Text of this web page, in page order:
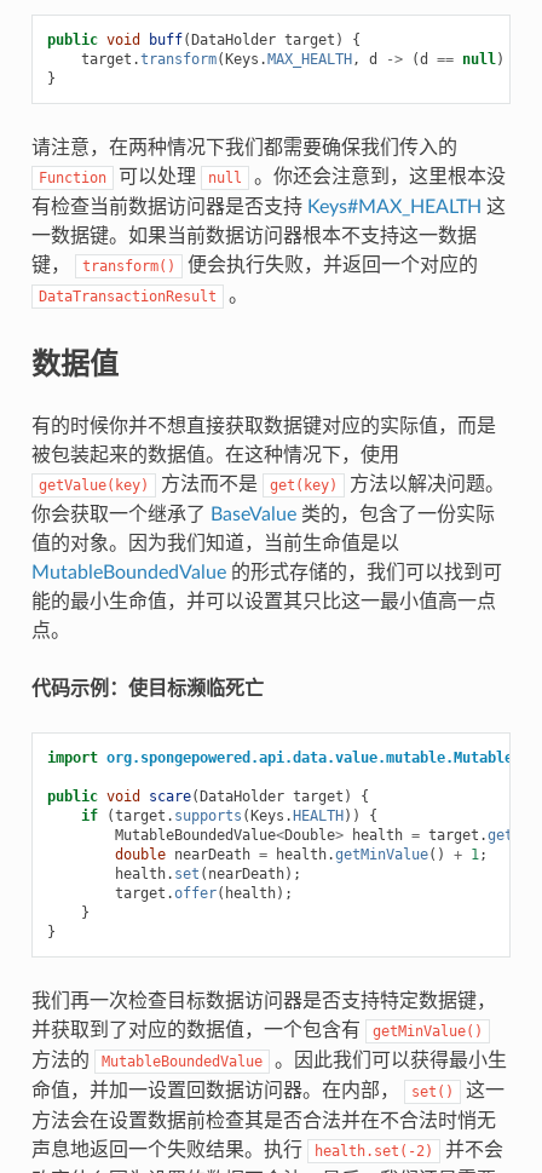
public void buff( DataHolder target )
{
target .transform( Keys . MAX_HEALTH , d -> (d == null)
}
请注意，在两种情况下我们都需要确保我们传入的
Function 可以处理 null
。你还会注意到，这里根本没
有检查当前数据访问器是否支持 Keys#MAX_HEALTH 这
一数据键。如果当前数据访问器根本不支持这一数据
键，
transform() 便会执行失败，并返回一个对应的
DataTransactionResult 。
数据值
有的时候你并不想直接获取数据键对应的实际值，而是
被包装起来的数据值。在这种情况下，使用
getValue(key) 方法而不是 get(key)
方法以解决问题。
你会获取一个继承了
BaseValue类的，包含了一份实际
值的对象。因为我们知道，当前生命值是以
MutableBoundedValue的形式存储的，我们可以找到可
能的最小生命值，并可以设置其只比这一最小值高一点
点。
代码示例：使目标濒临死亡
import
public void scare( DataHolder target )
{
if
(target . supports ( Keys . HEALTH ))
{
MutableBoundedValue<Double> health = target .
double nearDeath = health.getMinValue() + 1;
health. set ( nearDeath);
target .offer( health);
}
}
我们再一次检查目标数据访问器是否支持特定数据键，
并获取到了对应的数据值，一个包含有
getMinValue()
方法的 MutableBoundedValue
。因此我们可以获得最小生
命值，并加一设置回数据访问器。在内部，
set()
这一
方法会在设置数据前检查其是否合法并在不合法时悄无
声息地返回一个失败结果。执行
health.set(-2)
并不会